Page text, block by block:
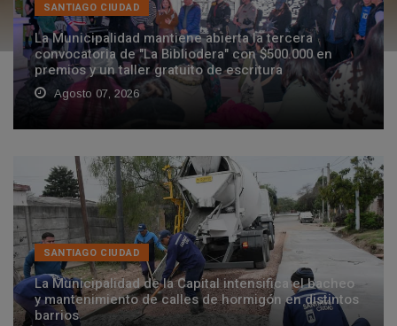
SANTIAGO CIUDAD
La Municipalidad mantiene abierta la tercera
convocatoria de "La Bibliodera" con $500.000 en
premios y un taller gratuito de escritura
Agosto 07, 2026
SANTIAGO CIUDAD
La Municipalidad de la Capital intensifica el bacheo
y mantenimiento de calles de hormigón en distintos
barrios